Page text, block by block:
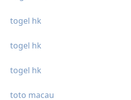
togel hk
togel hk
togel hk
toto macau